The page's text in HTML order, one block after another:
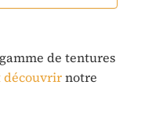
de tentures
découvrirnotre